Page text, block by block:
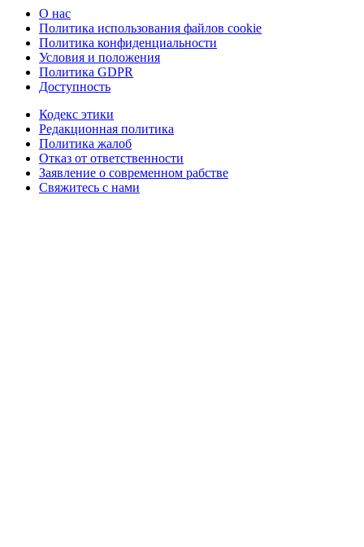
О нас
Политика использования файлов cookie
Политика конфиденциальности
Условия и положения
Политика GDPR
Доступность
Кодекс этики
Редакционная политика
Политика жалоб
Отказ от ответственности
Заявление о современном рабстве
Свяжитесь с нами